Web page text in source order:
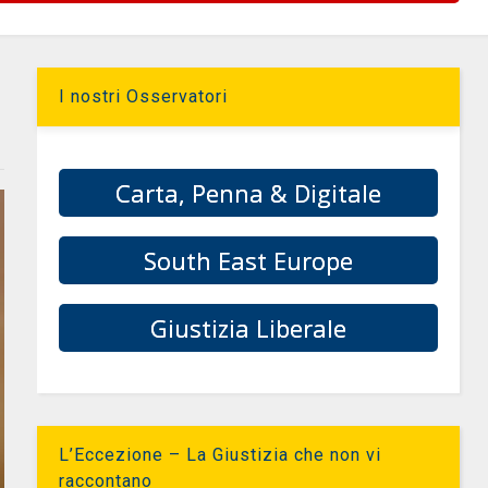
I nostri Osservatori
Carta, Penna & Digitale
South East Europe
Giustizia Liberale
L’Eccezione – La Giustizia che non vi
raccontano